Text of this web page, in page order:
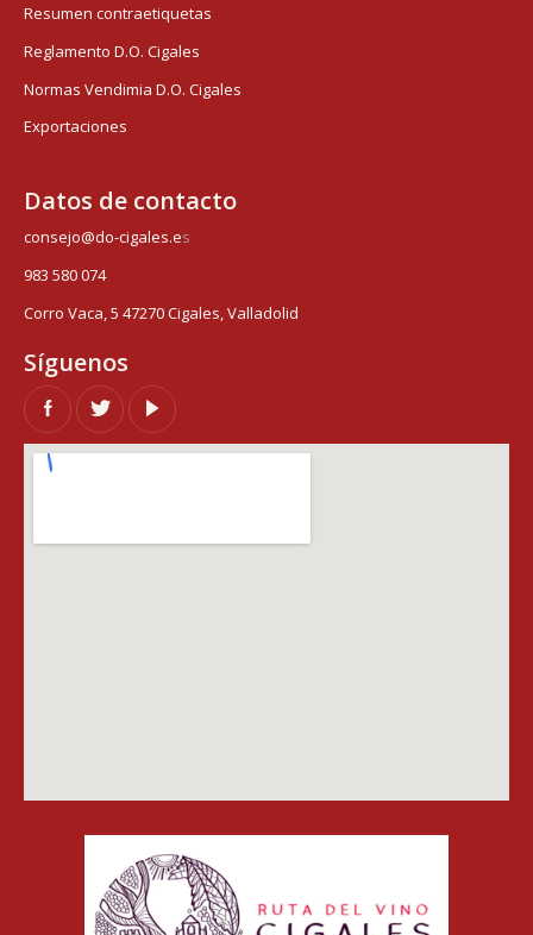
Resumen contraetiquetas
Reglamento D.O. Cigales
Normas Vendimia D.O. Cigales
Exportaciones
Datos de contacto
consejo@do-cigales.es
983 580 074
Corro Vaca, 5 47270 Cigales, Valladolid
Síguenos